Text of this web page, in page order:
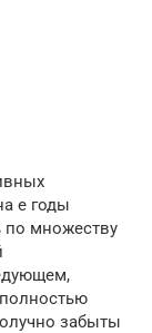
е годы
по множеству
забыты